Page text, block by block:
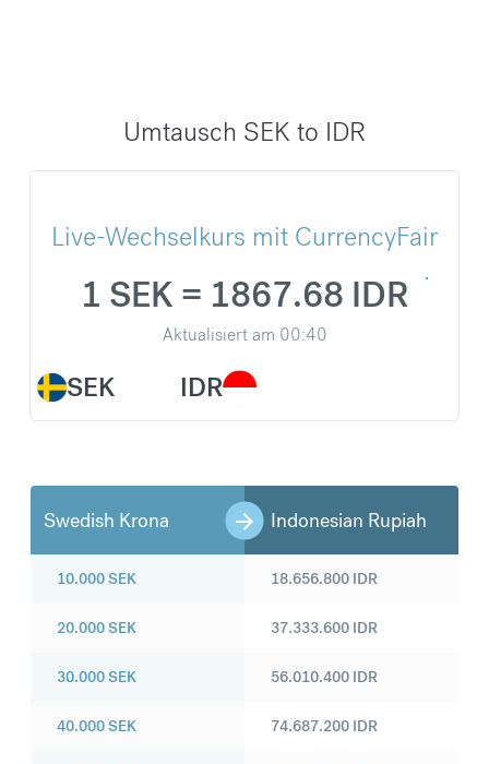
Umtausch SEK to IDR
Live-Wechselkurs mit CurrencyFair
SEK
1 SEK = 1867.68 IDR
Aktualisiert am 00:40
IDR
Swedish Krona Indonesian Rupiah
10.000SEK
20.000SEK
30.000SEK
40.000SEK
18.656.800 IDR
37.333.600 IDR
56.010.400 IDR
74.687.200 IDR